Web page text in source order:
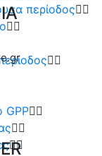
περίοδος
GPP